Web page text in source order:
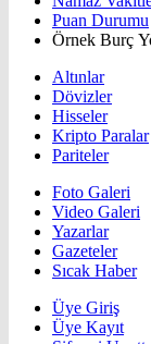
Puan Durumu
Örnek Burç
Altınlar
Dövizler
Hisseler
Kripto Paralar
Pariteler
Foto Galeri
Video Galeri
Yazarlar
Gazeteler
Sıcak Haber
Üye Giriş
Üye Kayıt